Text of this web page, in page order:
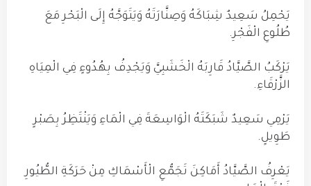
يَحْمِلُ سَعِيدٌ شِبَاكَهُ وَصِنَّارَتَهُ وَيَتَوَجَّهُ إِلَى الْبَحْرِ مَعَ
طُلُوعِ الْفَجْرِ.
يَرْكَبُ الصَّيَّادُ قَارِبَهُ الْخَشَبِيَّ وَيَجْدِفُ بِهُدُوءٍ فِي الْمِيَاهِ
الزَّرْقَاءِ.
يَرْمِي سَعِيدٌ شَبَكَتَهُ الْوَاسِعَةَ فِي الْمَاءِ وَيَنْتَظِرُ بِصَبْرٍ
طَوِيلٍ.
يَعْرِفُ الصَّيَّادُ أَمَاكِنَ تَجَمُّعِ الْأَسْمَاكِ مِنْ حَرَكَةِ الطُّيُورِ